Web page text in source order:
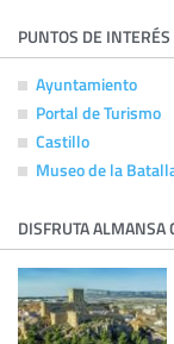
PUNTOS DE
Ayuntamiento
Portal de Turismo
Castillo
Museo de la
DISFRUTA ALMANSA